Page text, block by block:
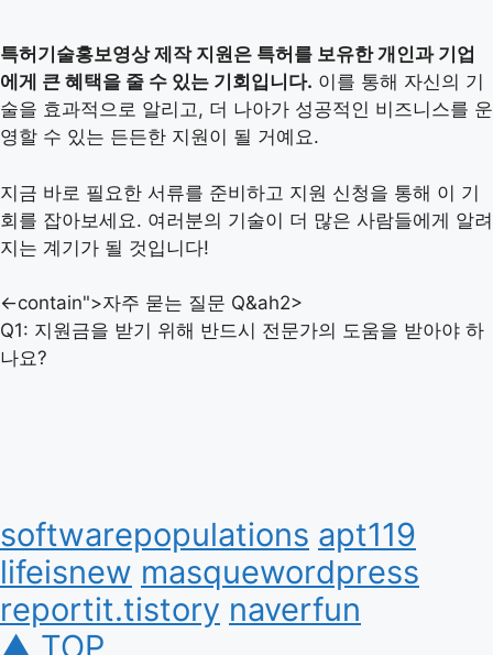
특허기술홍보영상 제작 지원은 특허를 보유한 개인과 기업
에게 큰 혜택을 줄 수 있는 기회입니다. 이를 통해 자신의 기
술을 효과적으로 알리고, 더 나아가 성공적인 비즈니스를 운
영할 수 있는 든든한 지원이 될 거예요.
지금 바로 필요한 서류를 준비하고 지원 신청을 통해 이 기
회를 잡아보세요. 여러분의 기술이 더 많은 사람들에게 알려
지는 계기가 될 것입니다!
<-contain">자주 묻는 질문 Q&ah2>
Q1: 지원금을 받기 위해 반드시 전문가의 도움을 받아야 하
나요?
softwarepopulations apt119
lifeisnew masquewordpress
reportit.tistory naverfun
▲ TOP